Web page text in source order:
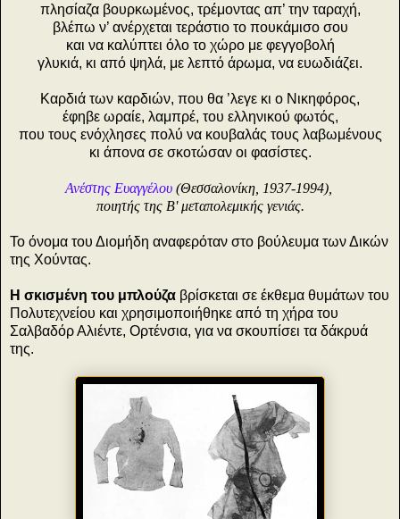
πλησίαζα βουρκωμένος, τρέμοντας απ’ την ταραχή,
βλέπω ν’ ανέρχεται τεράστιο το πουκάμισο σου
και να καλύπτει όλο το χώρο με φεγγοβολή
γλυκιά, κι από ψηλά, με λεπτό άρωμα, να ευωδιάζει.
Καρδιά των καρδιών, που θα ’λεγε κι ο Νικηφόρος,
έφηβε ωραίε, λαμπρέ, του ελληνικού φωτός,
που τους ενόχλησες πολύ να κουβαλάς τους λαβωμένους
κι άπονα σε σκοτώσαν οι φασίστες.
Ανέστης Ευαγγέλου(Θεσσαλονίκη, 1937-1994),
ποιητής της Β' μεταπολεμικής γενιάς.
Το όνομα του Διομήδη αναφερόταν στο βούλευμα των Δικών
της Χούντας.
Η σκισμένη του μπλούζα βρίσκεται σε έκθεμα θυμάτων του
Πολυτεχνείου και χρησιμοποιήθηκε από τη χήρα του
Σαλβαδόρ Αλιέντε, Ορτένσια, για να σκουπίσει τα δάκρυά
της.